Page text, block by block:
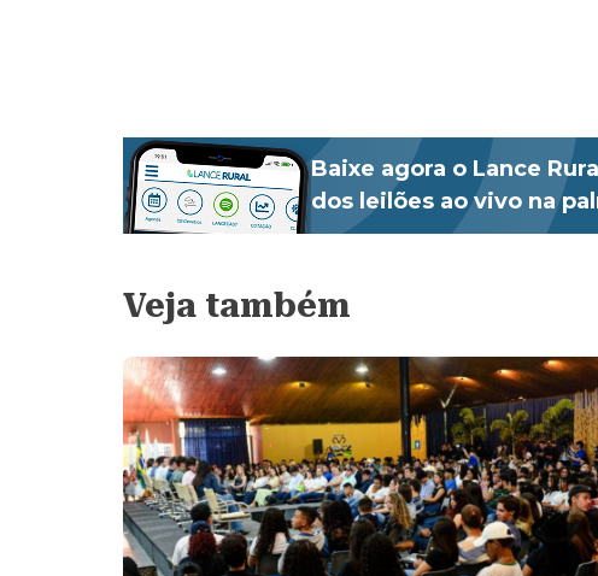
Baixe agora o Lance
dos leilões ao vivo na
Veja também